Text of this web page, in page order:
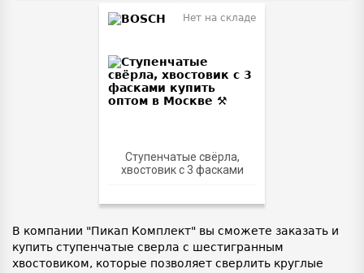
Ступенчатые свёрла,
хвостовик с 3 фасками
Нет на складе
В компании "Пикап Комплект" вы сможете заказать и
купить ступенчатые сверла с шестигранным
хвостовиком, которые позволяет сверлить круглые